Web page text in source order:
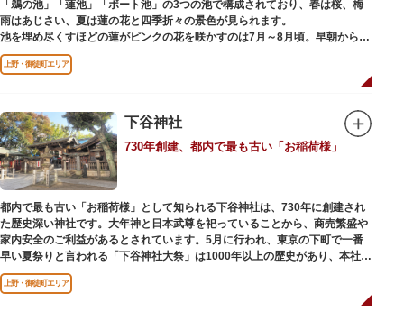
「鵜の池」「蓮池」「ボート池」の3つの池で構成されており、春は桜、梅
雨はあじさい、夏は蓮の花と四季折々の景色が見られます。
池を埋め尽くすほどの蓮がピンクの花を咲かすのは7月～8月頃。早朝から午
前のみ開花するので、シーズン中は多くの観光客が朝早くから池を訪れま
す。綺麗な蓮の花を近くから観察できるデッキを散歩しながら朝の不忍池を
から池を眺めれば、新しい発見ができるかもしれません。また、「鵜の池」
にはマガモ・オナガガモなどたくさんの鴨や渡り鳥が訪れます。大都会の中
でバードウォッチングができる珍しいスポットです。
ファミリーで、カップルで、または一人でゆったりと、思い思いの時間をお
過ごしください。
上野・御徒町エリア
下谷神社
730年創建、都内で最も古い「お稲荷様」
都内で最も古い「お稲荷様」として知られる下谷神社は、730年に創建され
た歴史深い神社です。大年神と日本武尊を祀っていることから、商売繁盛や
家内安全のご利益があるとされています。5月に行われ、東京の下町で一番
早い夏祭りと言われる「下谷神社大祭」は1000年以上の歴史があり、本社神
輿の渡御を行う「本祭り」と、町会神輿の渡御だけの「陰祭り」が隔年に行
われています。
本殿には、日本を代表する画家 横山大観による「龍」の天井絵が掲げられて
上野・御徒町エリア